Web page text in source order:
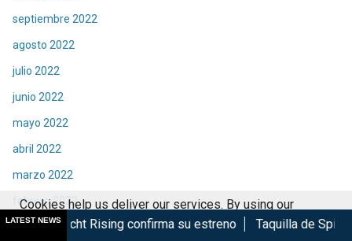
septiembre 2022
agosto 2022
julio 2022
junio 2022
mayo 2022
abril 2022
marzo 2022
febrero 2022
enero 2022
LATEST NEWS
confirma su estreno Taquilla de Spider-Man Brand New
Cookies help us deliver our services. By using our
services, you agree to our use of cookies.
Got it